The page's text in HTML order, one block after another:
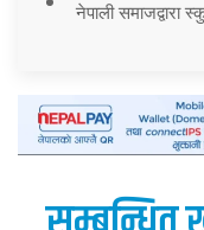
नेपाली समाजद्वारा